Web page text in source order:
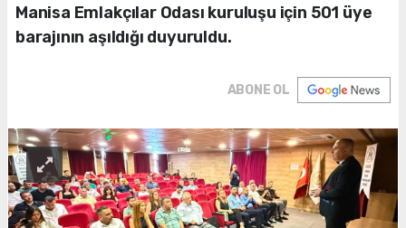
Manisa Emlakçılar Odası kuruluşu için 501 üye
barajının aşıldığı duyuruldu.
ABONE OL